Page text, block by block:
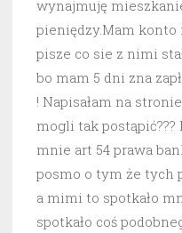
wynajmuję
pieniędzy.Mam
pisze co sie z nimi
bo mam 5 dni zna
! Napisałam na
mogli tak postąpić???
mnie art 54 prawa
posmo o tym że tych
a mimi to spotkało
spotkało coś